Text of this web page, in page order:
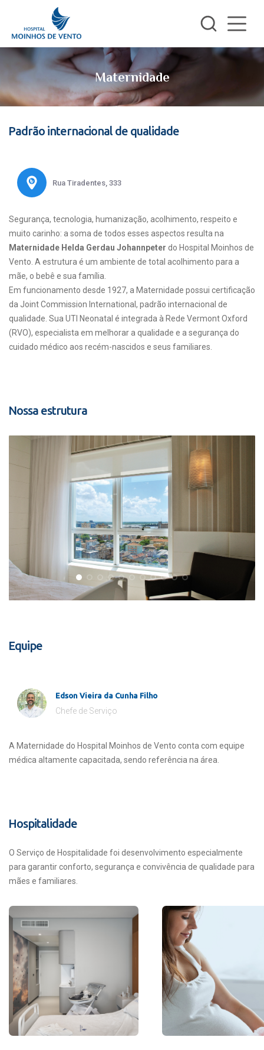
Maternidade
Padrão internacional de qualidade
Rua Tiradentes, 333
Segurança, tecnologia, humanização, acolhimento, respeito e
muito carinho: a soma de todos esses aspectos resulta na
Maternidade Helda Gerdau Johannpeter do Hospital Moinhos de
Vento. A estrutura é um ambiente de total acolhimento para a
mãe, o bebê e sua família.
Em funcionamento desde 1927, a Maternidade possui certificação
da Joint Commission International, padrão internacional de
qualidade. Sua UTI Neonatal é integrada à Rede Vermont Oxford
(RVO), especialista em melhorar a qualidade e a segurança do
cuidado médico aos recém-nascidos e seus familiares.
Nossa estrutura
Equipe
Edson Vieira da Cunha Filho
Chefe de Serviço
A Maternidade do Hospital Moinhos de Vento conta com equipe
médica altamente capacitada, sendo referência na área.
Hospitalidade
O Serviço de Hospitalidade foi desenvolvimento especialmente
para garantir conforto, segurança e convivência de qualidade para
mães e familiares.